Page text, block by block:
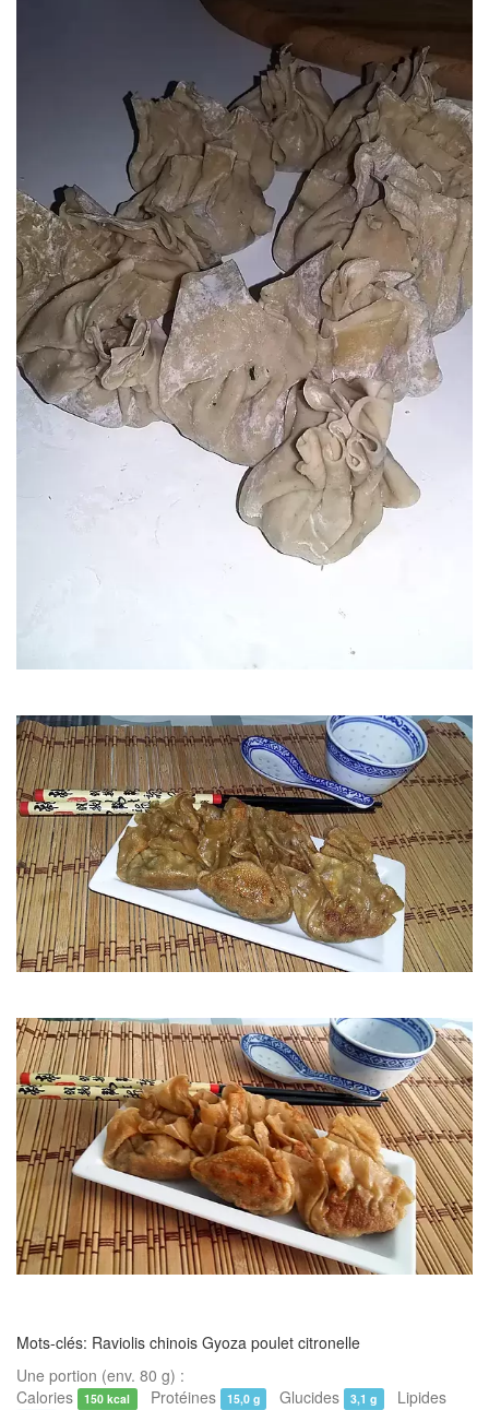
Mots-clés: Raviolis chinois Gyoza poulet citronelle
Une portion (env. 80 g) :
Calories
150 kcal Protéines 15,0 g Glucides 3,1 g Lipides